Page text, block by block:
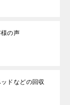
の声
ッドなどの回収